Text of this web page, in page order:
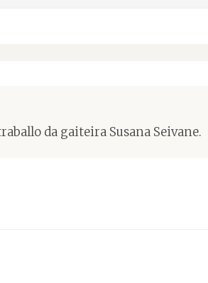
da gaiteira Susana Seivane.